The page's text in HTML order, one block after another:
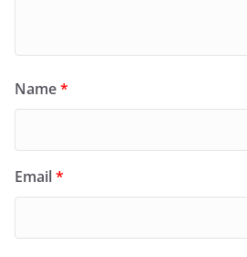
Name*
Email*